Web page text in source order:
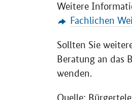
Weitere
Fachlichen
Sollten Sie
Beratung an das
wenden.